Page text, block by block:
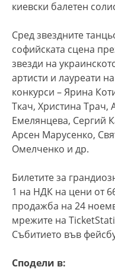
киевски балетен
Сред звездните
софийската сцена
звезди на
артисти и лауреати
конкурси – Ярина
Ткач, Христина
Емелянцева, Сергий
Арсен Марусенко,
Омелченко и др.
Билетите за
1 на НДК на цени от
продажба на 24
мрежите на
Събитието във
Сподели в: